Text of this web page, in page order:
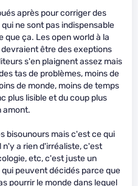
après pour corriger des
ne sont pas indispensable
que ça. Les open world à la
devraient être des exeptions
s'en plaignent assez mais
tas de problèmes, moins de
de monde, moins de temps
plus lisible et du coup plus
amont.
bisounours mais c'est ce qui
a rien d'irréaliste, c'est
etc, c'est juste un
peuvent décidés parce que
pourrir le monde dans lequel